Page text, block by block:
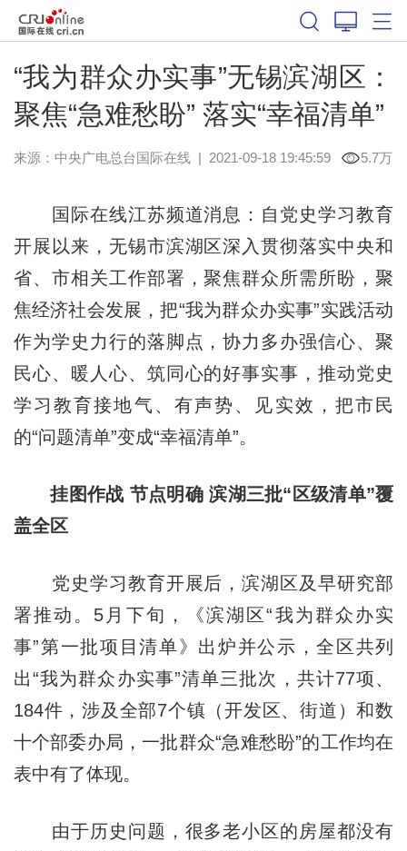
“我为群众办实事”无锡滨湖区：
聚焦“急难愁盼” 落实“幸福清单”
来源：中央广电总台国际在线| 2021-09-18 19:45:59 5.7万
国际在线江苏频道消息：自党史学习教育
开展以来，无锡市滨湖区深入贯彻落实中央和
省、市相关工作部署，聚焦群众所需所盼，聚
焦经济社会发展，把“我为群众办实事”实践活动
作为学史力行的落脚点，协力多办强信心、聚
民心、暖人心、筑同心的好事实事，推动党史
学习教育接地气、有声势、见实效，把市民
的“问题清单”变成“幸福清单”。
挂图作战 节点明确 滨湖三批“区级清单”覆
盖全区
党史学习教育开展后，滨湖区及早研究部
署推动。5月下旬，《滨湖区“我为群众办实
事”第一批项目清单》出炉并公示，全区共列
出“我为群众办实事”清单三批次，共计77项、
184件，涉及全部7个镇（开发区、街道）和数
十个部委办局，一批群众“急难愁盼”的工作均在
表中有了体现。
由于历史问题，很多老小区的房屋都没有